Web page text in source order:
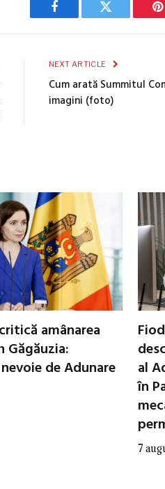
Facebook Twitter
NEXT ARTICLE
Cum arată Summitul
imagini (foto)
amânarea
Găgăuzia:
de Adunare
al
în
7